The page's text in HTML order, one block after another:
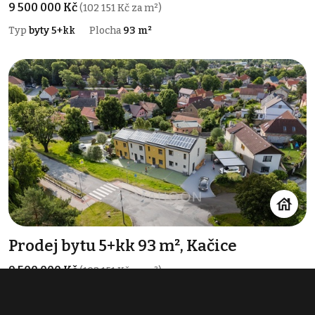
9 500 000 Kč(102 151 Kč za m²)
Typ byty 5+kk Plocha 93 m²
Prodej bytu 5+kk 93 m², Kačice
9 500 000 Kč(102 151 Kč za m²)